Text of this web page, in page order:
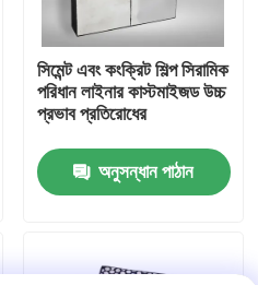
সিমেন্ট এবং কংক্রিট শিল্প সিরামিক
পরিধান লাইনার কাস্টমাইজড উচ্চ
প্রভাব প্রতিরোধের
অনুসন্ধান পাঠান